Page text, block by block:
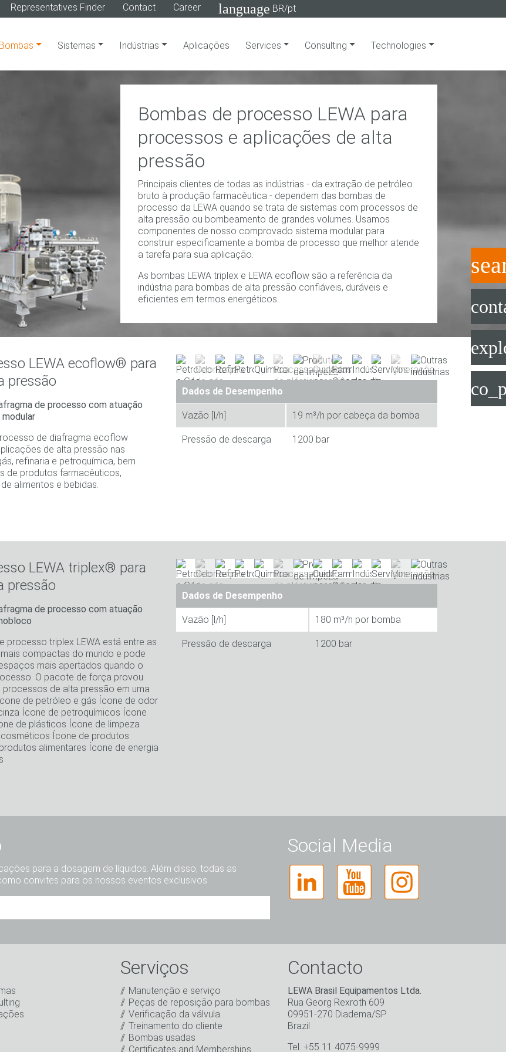
Representatives Finder Contact Career language BR/pt
Bombas Sistemas Indústrias Aplicações Services Consulting Technologies
Bombas de processo LEWA para
processos e aplicações de alta
pressão
Principais clientes de todas as indústrias - da extração de petróleo
bruto à produção farmacêutica - dependem das bombas de
processo da LEWA quando se trata de sistemas com processos de
alta pressão ou bombeamento de grandes volumes. Usamos
componentes de nosso comprovado sistema modular para
construir especificamente a bomba de processo que melhor atende
a tarefa para sua aplicação.
As bombas LEWA triplex e LEWA ecoflow são a referência da
indústria para bombas de alta pressão confiáveis, duráveis e
eficientes em termos energéticos.
LEWA ecoflow® para
pressão
de processo com atuação
de diafragma ecoflow
de alta pressão nas
refinaria e petroquímica, bem
de produtos farmacêuticos,
alimentos e bebidas.
Dados de Desempenho
Vazão [l/h] 19 m³/h por cabeça da bomba
Pressão de descarga 1200 bar
LEWA triplex® para
pressão
de processo com atuação
processo triplex LEWA está entre as
compactas do mundo e pode
mais apertados quando o
O pacote de força provou
de alta pressão em uma
de petróleo e gás Ícone de odor
Ícone de petroquímicos Ícone
de plásticos Ícone de limpeza
Ícone de produtos
alimentares Ícone de energia
Dados de Desempenho
Vazão [l/h] 180 m³/h por bomba
Pressão de descarga 1200 bar
para a dosagem de líquidos. Além disso, todas as
convites para os nossos eventos exclusivos.
o processamento dos meus dados para fins de marketing.
Social Media
Serviços
Manutenção e serviço
Peças de reposição para bombas
Verificação da válvula
Treinamento do cliente
Bombas usadas
Certificates and Memberships
Contacto
LEWA Brasil Equipamentos Ltda.
Rua Georg Rexroth 609
09951-270 Diadema/SP
Brazil
Tel. +55 11 4075-9999